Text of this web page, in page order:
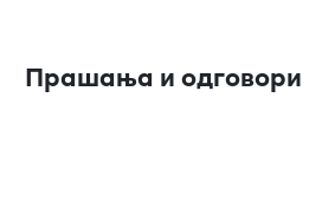
Прашања и одговори